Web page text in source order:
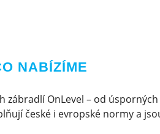
NABÍZÍME
OnLevel – od
české i evropské normy a